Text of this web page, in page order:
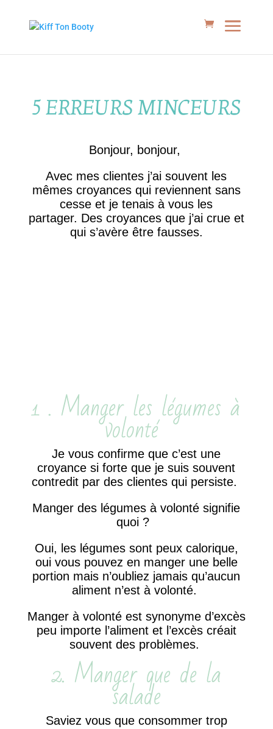
5 ERREURS MINCEURS
Bonjour, bonjour,
Avec mes clientes j’ai souvent les
mêmes croyances qui reviennent sans
cesse et je tenais à vous les
partager. Des croyances que j’ai crue et
qui s’avère être fausses.
1 . Manger les légumes à
volonté
Je vous confirme que c’est une
croyance si forte que je suis souvent
contredit par des clientes qui persiste.
Manger des légumes à volonté signifie
quoi ?
Oui, les légumes sont peux calorique,
oui vous pouvez en manger une belle
portion mais n’oubliez jamais qu’aucun
aliment n’est à volonté.
Manger à volonté est synonyme d’excès
peu importe l’aliment et l’excès créait
souvent des problèmes.
2. Manger que de la
salade
Saviez vous que consommer trop